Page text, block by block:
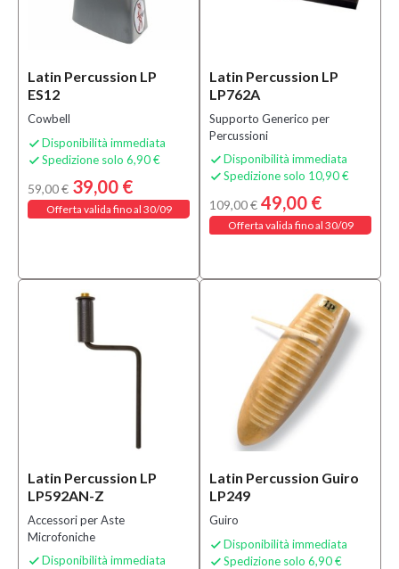
Latin Percussion LP
ES12
Cowbell
 Disponibilità immediata
 Spedizione solo 6,90 €
59,00 € 39,00 €
Offerta valida fino al 30/09
Latin Percussion LP
LP762A
Supporto Generico per
Percussioni
 Disponibilità immediata
 Spedizione solo 10,90 €
109,00 € 49,00 €
Offerta valida fino al 30/09
Latin Percussion LP
LP592AN-Z
Accessori per Aste
Microfoniche
 Disponibilità immediata
Latin Percussion Guiro
LP249
Guiro
 Disponibilità immediata
 Spedizione solo 6,90 €